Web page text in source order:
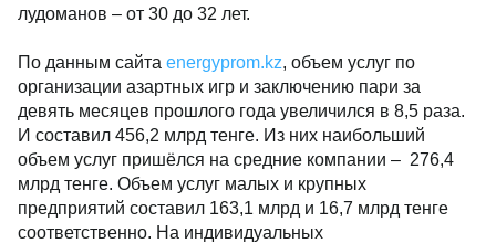
лудоманов – от 30 до 32 лет.
По данным сайта energyprom.kz, объем услуг по
организации азартных игр и заключению пари за
девять месяцев прошлого года увеличился в 8,5 раза.
И составил 456,2 млрд тенге. Из них наибольший
объем услуг пришёлся на средние компании – 276,4
млрд тенге. Объем услуг малых и крупных
предприятий составил 163,1 млрд и 16,7 млрд тенге
соответственно. На индивидуальных